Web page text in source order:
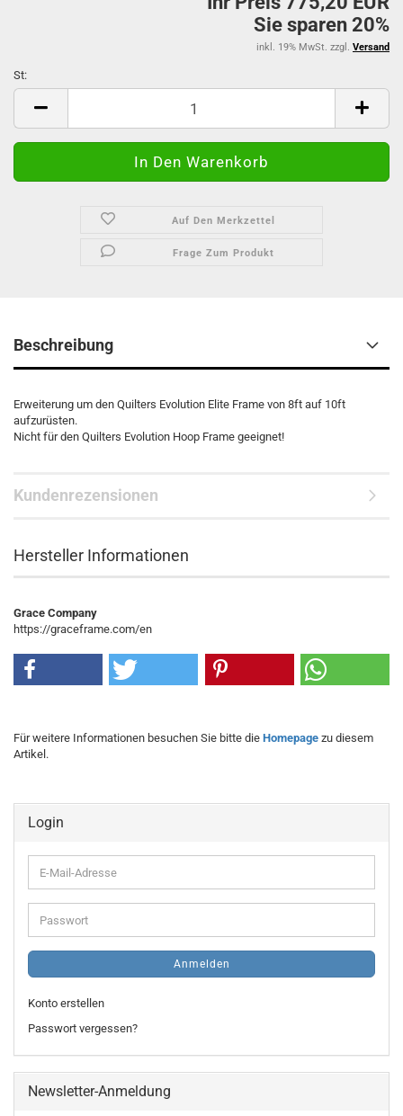
Sie sparen 20%
inkl. 19% MwSt. zzgl. Versand
St:
St
Auf Den Merkzettel
Frage Zum Produkt
Beschreibung
Erweiterung um den Quilters Evolution Elite Frame von 8ft auf 10ft
aufzurüsten.
Nicht für den Quilters Evolution Hoop Frame geeignet!
Kundenrezensionen
Hersteller Informationen
Grace Company
https://graceframe.com/en
Für weitere Informationen besuchen Sie bitte die Homepage zu diesem
Artikel.
Login
E-
Mail-
Adresse
Passwort
Anmelden
Konto erstellen
Passwort vergessen?
Newsletter-Anmeldung